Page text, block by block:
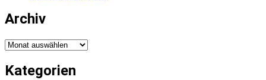
Archiv
Archiv
Kategorien